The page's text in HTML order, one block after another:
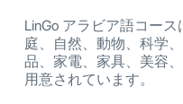
LinGo アラビア語コー
庭、自然、動物、科学
品、家電、家具、美容
用意されています。